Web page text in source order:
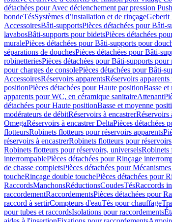
détachées pour Avec déclenchement par pression
bondeTésSystèmes d’installation et de rinçage
AccessoiresBâti-supportsPièces détachées pour Bâti-
lavabosBâti-supports pour bidetsPièces détachées
muralePièces détachées pour Bâti-supports pour
séparations de douchesPièces détachées pour Bâti-
robinetteriesPièces détachées pour Bâti-supports pour
pour charges de consolePièces détachées pour Bâti-
AccessoiresRéservoirs apparentsRéservoirs
positionPièces détachées pour Haute positionBasse et
apparents pour WC, en céramique sanitaireAttenant
détachées pour Haute positionBasse et moyenne
modérateurs de débitRéservoirs à encastrerRéservoirs
OmegaRéservoirs à encastrer DeltaPièces détachées
flotteursRobinets flotteurs pour réservoirs apparents
réservoirs à encastrerRobinets flotteurs pour
Robinets flotteurs pour réservoirs, universelsRobinets
interrompablePièces détachées pour Rinçage
de chasse completsPièces détachées pour
toucheRinçage double touchePièces détachées pour
RaccordsManchonsRéductionsCoudesTésRaccords
raccordementRaccordementsPièces détachées pour
raccord à sertirCompteurs d'eauTés pour chauffage
pour tubes et raccordsIsolations pour raccordements